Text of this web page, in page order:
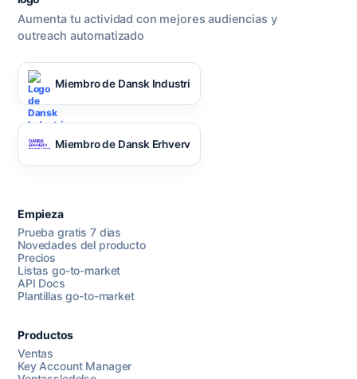
Aumenta tu actividad con mejores audiencias y
outreach automatizado
Miembro de Dansk Industri
Miembro de Dansk Erhverv
Empieza
Prueba gratis 7 dias
Novedades del producto
Precios
Listas go-to-market
API Docs
Plantillas go-to-market
Productos
Ventas
Key Account Manager